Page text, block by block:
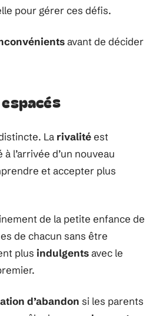
pour gérer ces défis.
avant de décider
La rivalitéest
l’arrivée d’un nouveau
et accepter plus
de la petite enfance de
de chacun sans être
plus indulgentsavec le
d’abandon si les parents